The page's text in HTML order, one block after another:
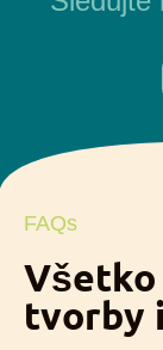
FAQs
Všetko
tvorby